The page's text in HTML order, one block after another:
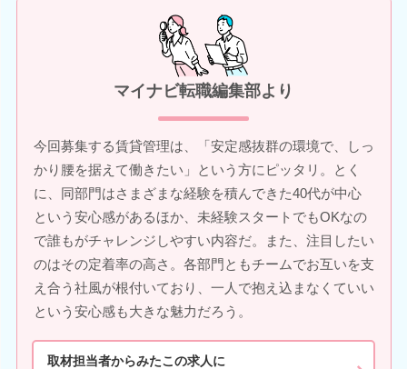
マイナビ転職編集部より
今回募集する賃貸管理は、「安定感抜群の環境で、しっ
かり腰を据えて働きたい」という方にピッタリ。とく
に、同部門はさまざまな経験を積んできた40代が中心
という安心感があるほか、未経験スタートでもOKなの
で誰もがチャレンジしやすい内容だ。また、注目したい
のはその定着率の高さ。各部門ともチームでお互いを支
え合う社風が根付いており、一人で抱え込まなくていい
という安心感も大きな魅力だろう。
取材担当者からみたこの求人に